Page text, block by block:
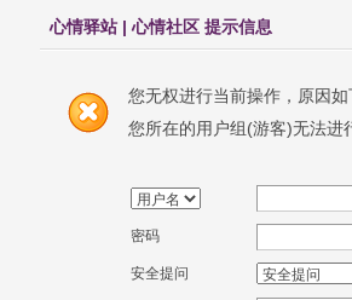
心情驿站 | 心情社区 提示信息
您无权进行当前操作，原因如
您所在的用户组(游客)无法进
密码
安全提问